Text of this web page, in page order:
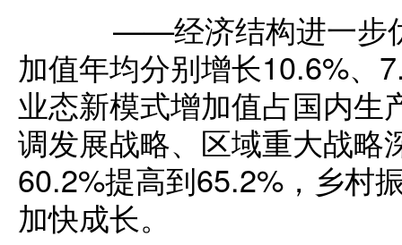
——经济结构进一步优
加值年均分别增长10.6%、
业态新模式增加值占国内生
调发展战略、区域重大战略
60.2%提高到65.2%，乡村
加快成长。